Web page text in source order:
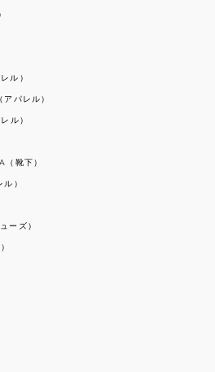
ル）
パレル）
ル）
靴下）
）
ーズ）